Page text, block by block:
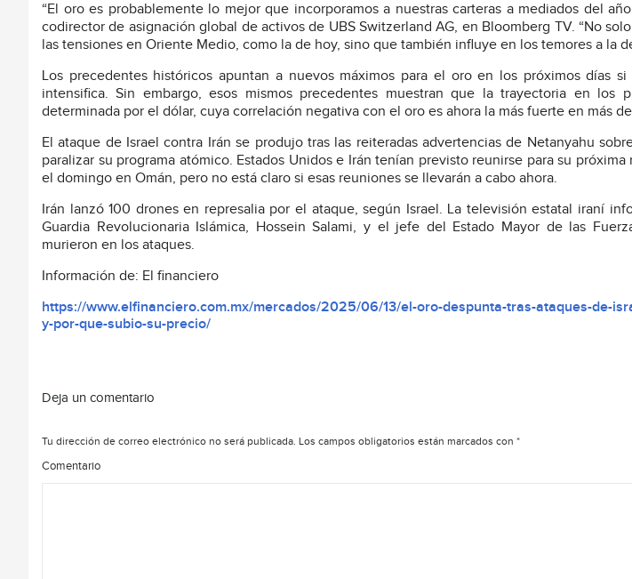
“El oro es probablemente lo mejor que incorporamos a nuestras carteras a mediados del
codirector de asignación global de activos de UBS Switzerland AG, en Bloomberg TV. “No
las tensiones en Oriente Medio, como la de hoy, sino que también influye en los temores a la
Los precedentes históricos apuntan a nuevos máximos para el oro en los próximos días
intensifica. Sin embargo, esos mismos precedentes muestran que la trayectoria en los
determinada por el dólar, cuya correlación negativa con el oro es ahora la más fuerte en más
El ataque de Israel contra Irán se produjo tras las reiteradas advertencias de Netanyahu
paralizar su programa atómico. Estados Unidos e Irán tenían previsto reunirse para su
el domingo en Omán, pero no está claro si esas reuniones se llevarán a cabo ahora.
Irán lanzó 100 drones en represalia por el ataque, según Israel. La televisión estatal iraní
Guardia Revolucionaria Islámica, Hossein Salami, y el jefe del Estado Mayor de las
murieron en los ataques.
Información de: El financiero
https://www.elfinanciero.com.mx/mercados/2025/06/13/el-oro-despunta-tras-ataques-de-
y-por-que-subio-su-precio/
Deja un comentario
Tu dirección de correo electrónico no será publicada. Los campos obligatorios están marcados con *
Comentario